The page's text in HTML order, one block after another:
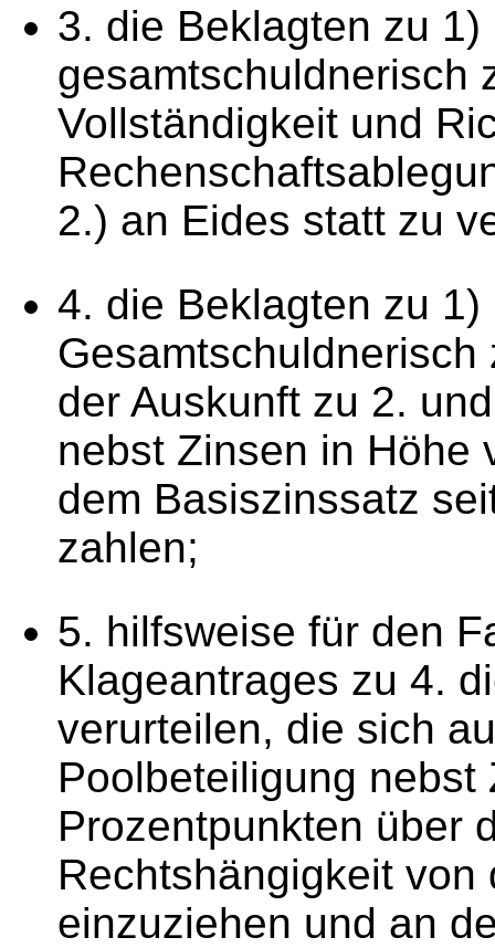
3. die Beklagten zu 1)
gesamtschuldnerisch
Vollständigkeit und
2.) an Eides statt zu
4. die Beklagten zu 1)
der Auskunft zu 2.
nebst Zinsen in Höhe
dem Basiszinssatz
zahlen;
5. hilfsweise für den
Klageantrages zu 4.
verurteilen, die sich
Poolbeteiligung
Prozentpunkten über
Rechtshängigkeit
einzuziehen und an